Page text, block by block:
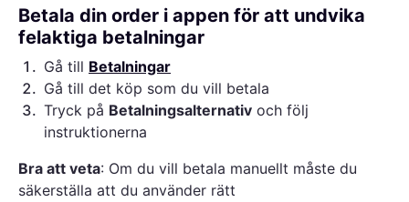
Betala din order i appen för att undvika
felaktiga betalningar
1 . Gå till Betalningar
2. Gå till det köp som du vill betala
3. Tryck på Betalningsalternativ och följ
instruktionerna
Bra att veta: Om du vill betala manuellt måste du
säkerställa att du använder rätt